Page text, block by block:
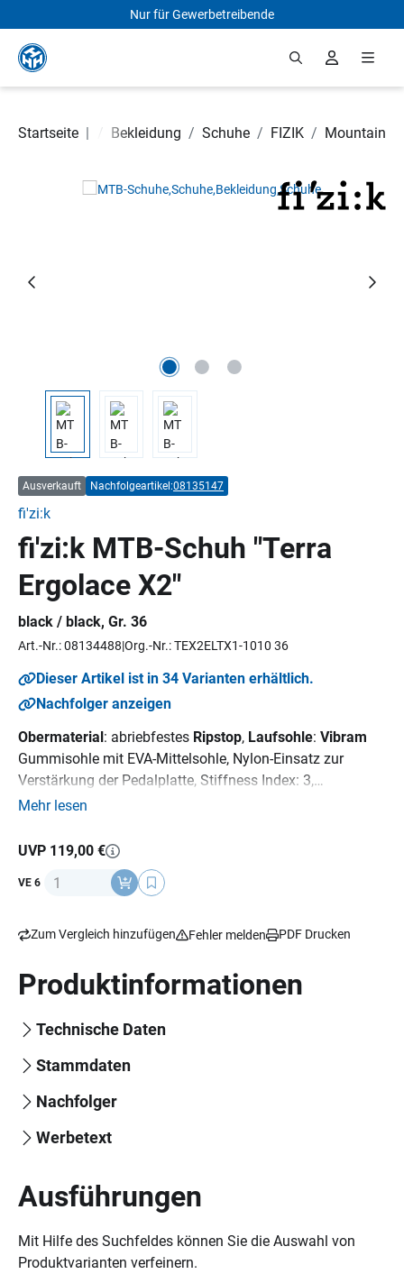
Zum Hauptinhalt springen
Nur für Gewerbetreibende
Startseite |
Fahrradteile Bekleidung / Schuhe / FIZIK / Mountain
Bildergalerie überspringen
Ausverkauft Nachfolgeartikel:08135147
fi'zi:k
fi'zi:k MTB-Schuh "Terra
Ergolace X2"
black / black, Gr. 36
Art.-Nr.: 08134488 Org.-Nr.: TEX2ELTX1-1010 36
Dieser Artikel ist in 34 Varianten erhältlich.
Nachfolger anzeigen
Obermaterial: abriebfestes Ripstop, Laufsohle: Vibram
Gummisohle mit EVA-Mittelsohle, Nylon-Einsatz zur
Verstärkung der Pedalplatte, Stiffness Index: 3,
Innensohle
Mehr lesen
UVP 119,00 €
VE 6 Anzahl
Zum Vergleich hinzufügen Fehler melden PDF Drucken
Produktinformationen
Technische Daten
Stammdaten
Nachfolger
Werbetext
Ausführungen
Mit Hilfe des Suchfeldes können Sie die Auswahl von
Produktvarianten verfeinern.